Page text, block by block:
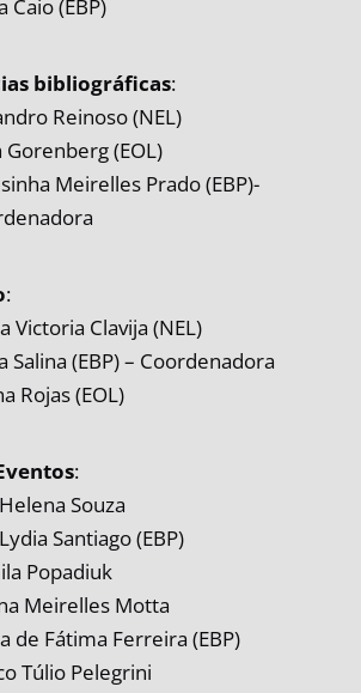
Caio (EBP)
bibliográficas:
Reinoso (NEL)
Gorenberg (EOL)
Meirelles Prado (EBP)-
:
Victoria Clavija (NEL)
Salina (EBP) – Coordenadora
Rojas (EOL)
:
Souza
Santiago (EBP)
Popadiuk
Meirelles Motta
de Fátima Ferreira (EBP)
Túlio Pelegrini